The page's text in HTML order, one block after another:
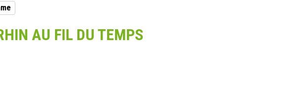
AU FIL DU TEMPS